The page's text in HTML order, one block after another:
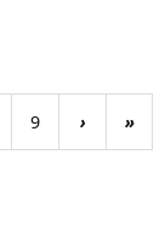
9 › »